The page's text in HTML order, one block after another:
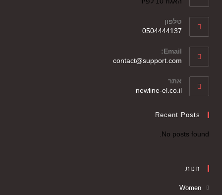
טלפון
0504444137
Email:
contact@support.com
אתר
newline-el.co.il
Recent Posts
No posts found.
חנות
Women